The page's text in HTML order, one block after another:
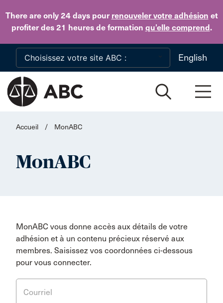
There are only 24 dayspour renouveler votre adhésion et
profiter des 21 heures de formation qu’elle comprend.
Skip to main content
English
Accueil / MonABC
MonABC
MonABC vous donne accès aux détails de votre
adhésion et à un contenu précieux réservé aux
membres. Saisissez vos coordonnées ci-dessous
pour vous connecter.
Courriel